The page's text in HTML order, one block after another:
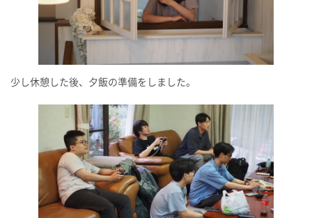
少し休憩した後、夕飯の準備をしました。